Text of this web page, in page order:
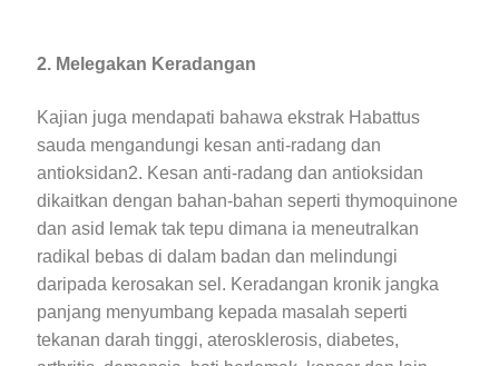
2. Melegakan Keradangan
Kajian juga mendapati bahawa ekstrak Habattus
sauda mengandungi kesan anti-radang dan
antioksidan2. Kesan anti-radang dan antioksidan
dikaitkan dengan bahan-bahan seperti thymoquinone
dan asid lemak tak tepu dimana ia meneutralkan
radikal bebas di dalam badan dan melindungi
daripada kerosakan sel. Keradangan kronik jangka
panjang menyumbang kepada masalah seperti
tekanan darah tinggi, aterosklerosis, diabetes,